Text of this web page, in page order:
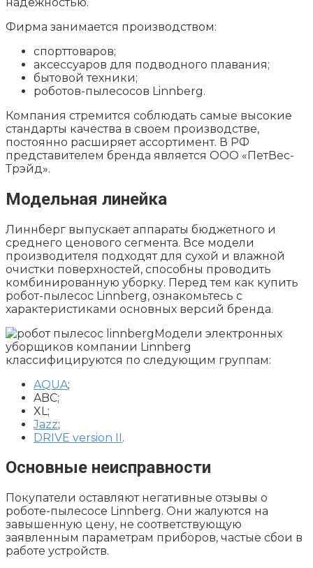
Фирма занимается производством:
спорттоваров;
аксессуаров для подводного плавания;
бытовой техники;
роботов-пылесосов Linnberg.
Компания стремится соблюдать самые высокие
стандарты качества в своем производстве,
постоянно расширяет ассортимент. В РФ
представителем бренда является ООО «ПетВес-
Трэйд».
Модельная линейка
Линнберг выпускает аппараты бюджетного и
среднего ценового сегмента. Все модели
производителя подходят для сухой и влажной
очистки поверхностей, способны проводить
комбинированную уборку. Перед тем как купить
робот-пылесос Linnberg, ознакомьтесь с
характеристиками основных версий бренда.
Модели электронных
уборщиков компании Linnberg
классифицируются по следующим группам:
AQUA;
ABC;
XL;
Jazz;
DRIVE version II.
Основные неисправности
Покупатели оставляют негативные отзывы о
роботе-пылесосе Linnberg. Они жалуются на
завышенную цену, не соответствующую
заявленным параметрам приборов, частые сбои в
работе устройств.